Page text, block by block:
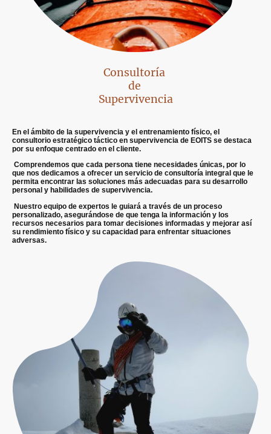
Consultoría
de
Supervivencia
En el ámbito de la supervivencia y el entrenamiento físico, el
consultorio estratégico táctico en supervivencia de EOITS se destaca
por su enfoque centrado en el cliente.
Comprendemos que cada persona tiene necesidades únicas, por lo
que nos dedicamos a ofrecer un servicio de consultoría integral que le
permita encontrar las soluciones más adecuadas para su desarrollo
personal y habilidades de supervivencia.
Nuestro equipo de expertos le guiará a través de un proceso
personalizado, asegurándose de que tenga la información y los
recursos necesarios para tomar decisiones informadas y mejorar así
su rendimiento físico y su capacidad para enfrentar situaciones
adversas.